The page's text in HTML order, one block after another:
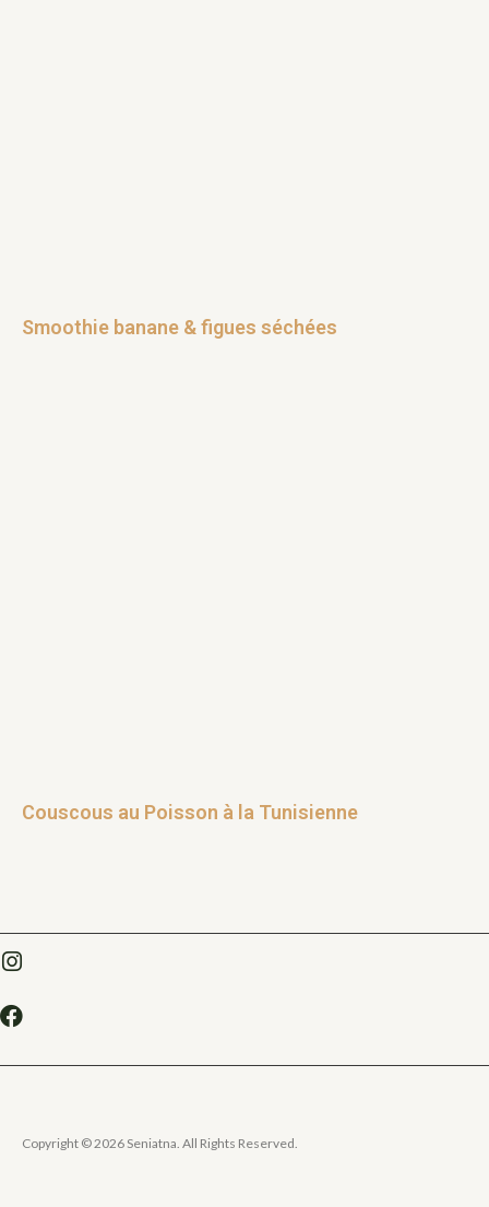
Smoothie banane & figues séchées
Couscous au Poisson à la Tunisienne
Copyright © 2026 Seniatna. All Rights Reserved.